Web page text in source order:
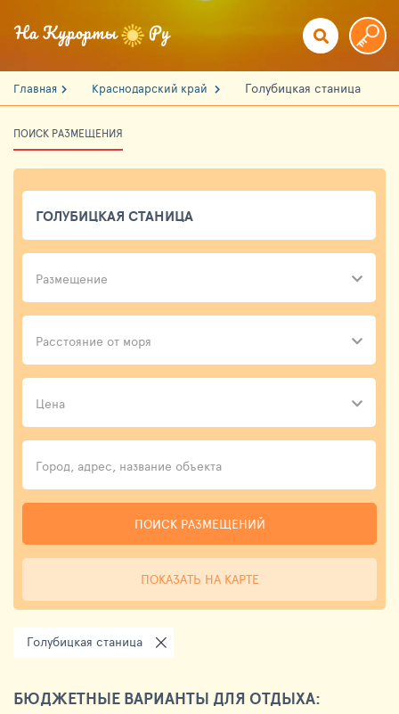
Главная Краснодарский край Голубицкая станица
ПОИСК РАЗМЕЩЕНИЯ
Размещение
Расстояние от моря
Цена
ПОИСК РАЗМЕЩЕНИЙ
ПОКАЗАТЬ НА КАРТЕ
Голубицкая станица
БЮДЖЕТНЫЕ ВАРИАНТЫ ДЛЯ ОТДЫХА: